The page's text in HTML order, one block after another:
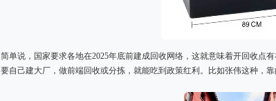
简单说，国家要求各地在2025年底前建成回收网络，这就意味着开回收点
要自己建大厂，做前端回收或分拣，就能吃到政策红利。比如张伟这种，靠